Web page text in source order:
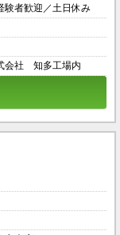
験者歓迎／土日休み
会社 知多工場内